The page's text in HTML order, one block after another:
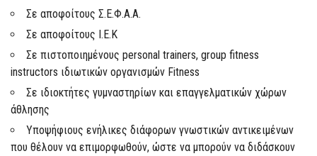
Σε αποφοίτους Σ.Ε.Φ.Α.Α.
Σε αποφοίτους I.E.K
Σε πιστοποιημένους personal trainers, group fitness
instructors ιδιωτικών οργανισμών Fitness
Σε ιδιοκτήτες γυμναστηρίων και επαγγελματικών χώρων
άθλησης
Υποψήφιους ενήλικες διάφορων γνωστικών αντικειμένων
που θέλουν να επιμορφωθούν, ώστε να μπορούν να διδάσκουν